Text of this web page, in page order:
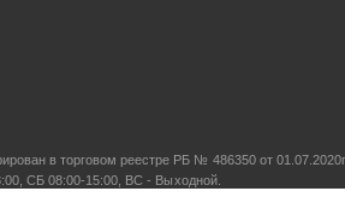
в торговом реестре РБ № 486350 от 01.07.2020г.
СБ 08:00-15:00, ВС - Выходной.